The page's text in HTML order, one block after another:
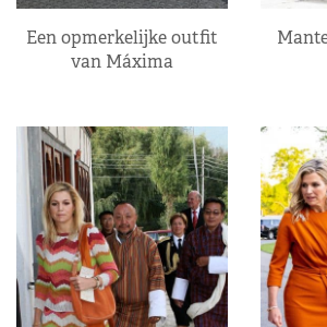
Een opmerkelijke outfit
van Máxima